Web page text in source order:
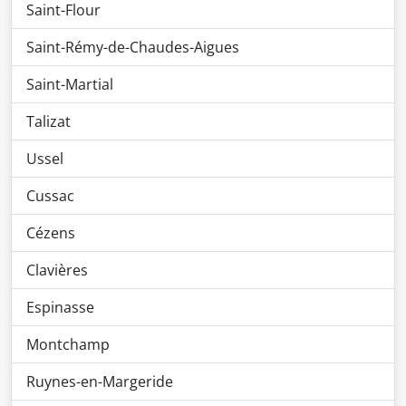
Saint-Flour
Saint-Rémy-de-Chaudes-Aigues
Saint-Martial
Talizat
Ussel
Cussac
Cézens
Clavières
Espinasse
Montchamp
Ruynes-en-Margeride